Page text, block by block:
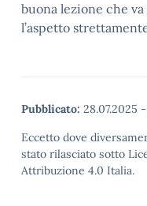
buona lezione che
l’aspetto
Pubblicato: 28.07.2025 -
Eccetto dove
stato rilasciato sotto
Attribuzione 4.0 Italia.